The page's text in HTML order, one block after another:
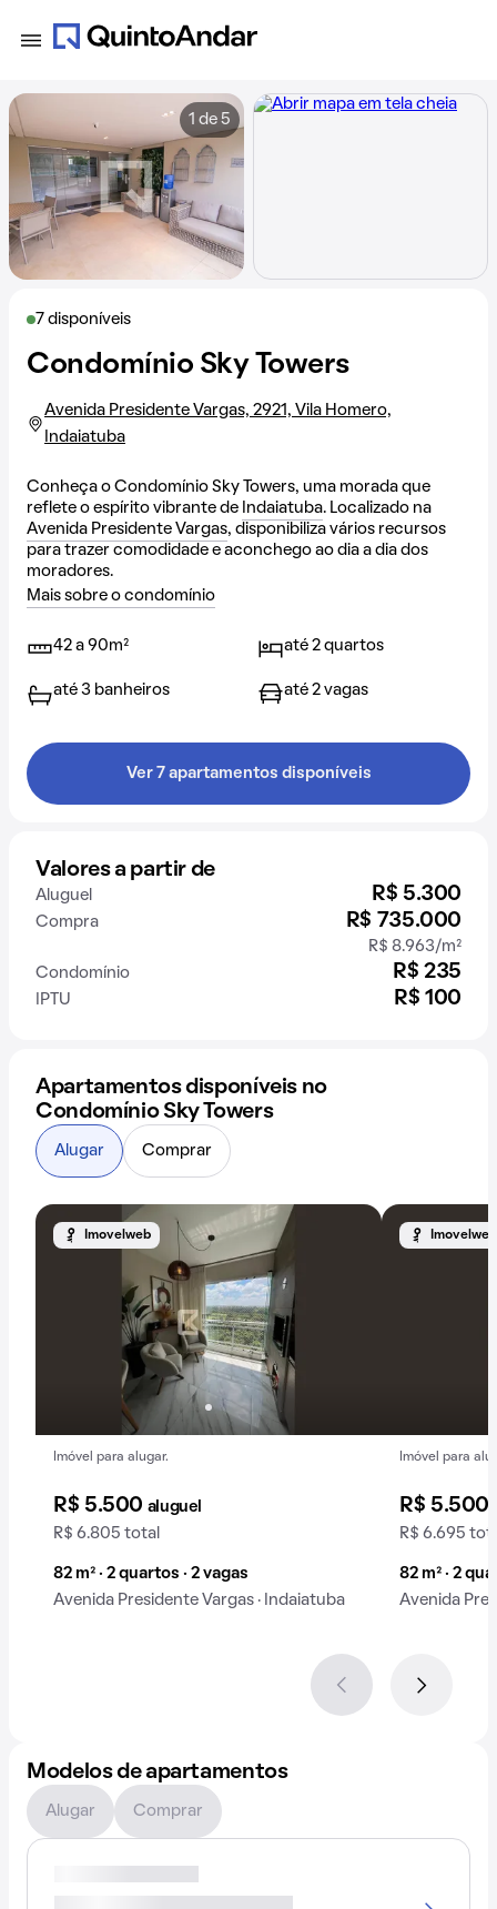
7 disponíveis
Condomínio Sky Towers
Avenida Presidente Vargas, 2921, Vila Homero,
Indaiatuba
Conheça o Condomínio Sky Towers, uma morada que
reflete o espírito vibrante de Indaiatuba. Localizado na
Avenida Presidente Vargas, disponibiliza vários recursos
para trazer comodidade e aconchego ao dia a dia dos
moradores.
Mais sobre o condomínio
42 a 90m² até 2 quartos
até 3 banheiros até 2 vagas
Ver 7 apartamentos disponíveis
Valores a partir de
Aluguel R$ 5.300
Compra R$ 735.000
R$ 8.963/m²
Condomínio
R$ 235
IPTU R$ 100
1 de 5
Apartamentos disponíveis no
Condomínio Sky Towers
Imovelweb
Imóvel para alugar.
R$ 5.500 aluguel
R$ 6.805 total
82 m² · 2 quartos · 2 vagas
Avenida Presidente Vargas · Indaiatuba
Imovelweb
Imóvel para
R$ 5.500
R$ 6.695
82 m² · 2
Avenida
Alugar Comprar
Modelos de apartamentos
Alugar Comprar